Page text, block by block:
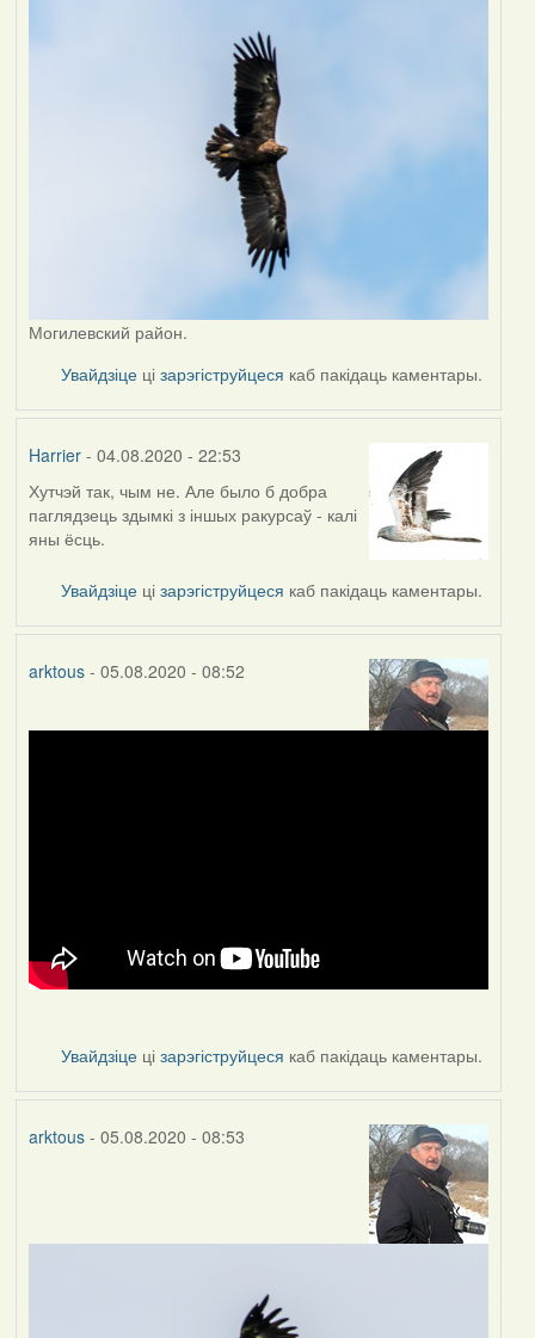
Могилевский район.
Увайдзіце цізарэгіструйцеся каб пакідаць каментары.
Harrier- 04.08.2020 - 22:53
In
reply
to
arktous
Хутчэй так, чым не. Але было б добра
паглядзець здымкі з іншых ракурсаў - калі
яны ёсць.
Увайдзіце цізарэгіструйцеся каб пакідаць каментары.
arktous- 05.08.2020 - 08:52
Увайдзіце цізарэгіструйцеся каб пакідаць каментары.
arktous- 05.08.2020 - 08:53